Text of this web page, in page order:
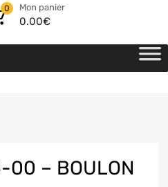
Mon panier
0.00€
0
– BOULON